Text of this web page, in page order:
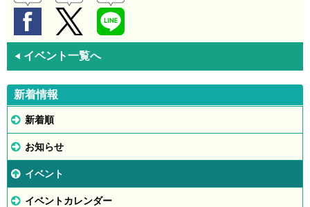
◀ イベント一覧へ
新着情報
新着順
お知らせ
イベント
イベントカレンダー